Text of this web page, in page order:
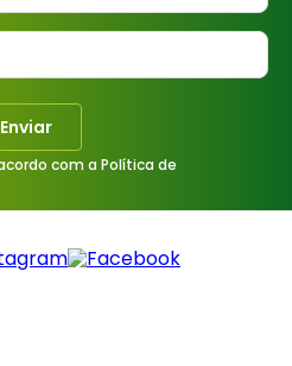
Enviar
com a Política de